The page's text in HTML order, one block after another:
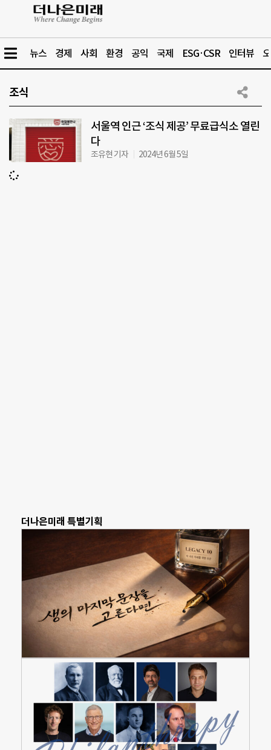
뉴스 경제 사회 환경 공익 국제 ESG·CSR 인터뷰
조식
서울역 인근 ‘조식 제공’ 무료급식소 열린
다
조유현 기자 2024년 6월 5일
더나은미래 특별기획